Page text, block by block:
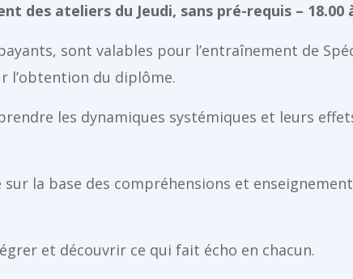
des ateliers du Jeudi, sans pré-requis – 18.00
sont valables pour l’entraînement de
l’obtention du diplôme.
les dynamiques systémiques et leurs
la base des compréhensions et
et découvrir ce qui fait écho en chacun.